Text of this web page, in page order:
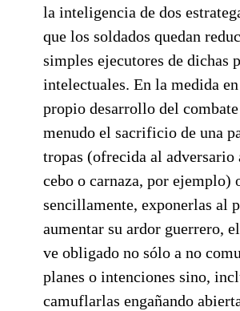
la inteligencia de dos
que los soldados quedan
simples ejecutores de dichas
intelectuales. En la medida
propio desarrollo del
menudo el sacrificio de una
tropas (ofrecida al adversario
cebo o carnaza, por ejemplo)
sencillamente, exponerlas al
aumentar su ardor guerrero,
ve obligado no sólo a no
planes o intenciones sino,
camuflarlas engañando